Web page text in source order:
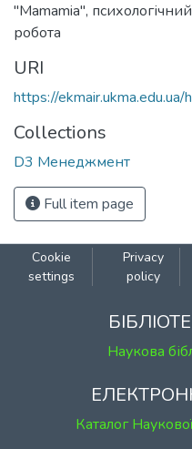
"Mamamia",
робота
URI
https://
Collections
D3 Менеджмент
Full item page
Cookie
settings
Privacy
policy
Наукова
Каталог